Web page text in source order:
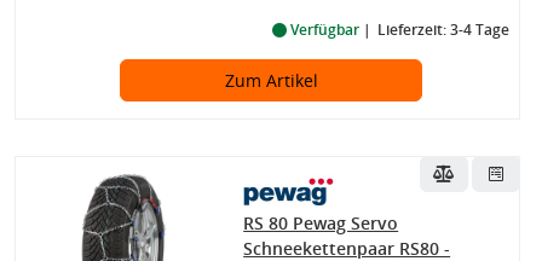
Verfügbar Lieferzeit: 3-4 Tage
Zum Artikel
RS 80 Pewag Servo
Schneekettenpaar RS80 -